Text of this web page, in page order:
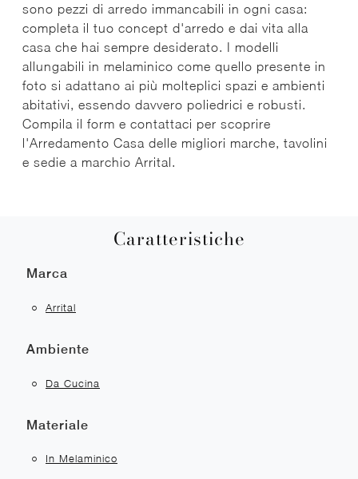
sono pezzi di arredo immancabili in ogni casa:
completa il tuo concept d'arredo e dai vita alla
casa che hai sempre desiderato. I modelli
allungabili in melaminico come quello presente in
foto si adattano ai più molteplici spazi e ambienti
abitativi, essendo davvero poliedrici e robusti.
Compila il form e contattaci per scoprire
l'Arredamento Casa delle migliori marche, tavolini
e sedie a marchio Arrital.
Caratteristiche
Marca
Arrital
Ambiente
Da Cucina
Materiale
In Melaminico